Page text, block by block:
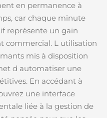
en permanence à
car chaque minute
représente un gain
commercial. L utilisation
mis à disposition
d automatiser une
En accédant à
une interface
liée à la gestion de